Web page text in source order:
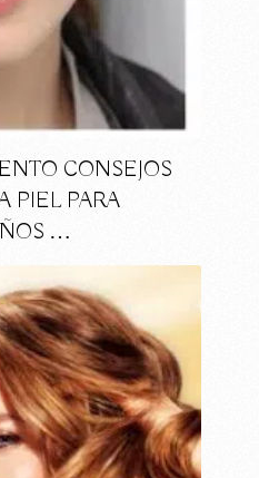
CONSEJOS
PIEL PARA
…